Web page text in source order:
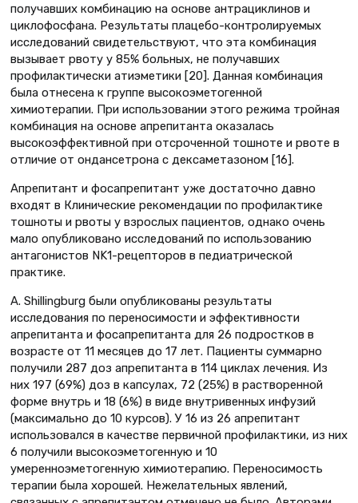
получавших комбинацию на основе антрациклинов и
циклофосфана. Результаты плацебо-контролируемых
исследований свидетельствуют, что эта комбинация
вызывает рвоту у 85% больных, не получавших
профилактически атиэметики [20]. Данная комбинация
была отнесена к группе высокоэметогенной
химиотерапии. При использовании этого режима тройная
комбинация на основе апрепитанта оказалась
высокоэффективной при отсроченной тошноте и рвоте в
отличие от ондансетрона с дексаметазоном [16].
Апрепитант и фосапрепитант уже достаточно давно
входят в Клинические рекомендации по профилактике
тошноты и рвоты у взрослых пациентов, однако очень
мало опубликовано исследований по использованию
антагонистов NK1-рецепторов в педиатрической
практике.
A. Shillingburg были опубликованы результаты
исследования по переносимости и эффективности
апрепитанта и фосапрепитанта для 26 подростков в
возрасте от 11 месяцев до 17 лет. Пациенты суммарно
получили 287 доз апрепитанта в 114 циклах лечения. Из
них 197 (69%) доз в капсулах, 72 (25%) в растворенной
форме внутрь и 18 (6%) в виде внутривенных инфузий
(максимально до 10 курсов). У 16 из 26 апрепитант
использовался в качестве первичной профилактики, из них
6 получили высокоэметогенную и 10
умеренноэметогенную химиотерапию. Переносимость
терапии была хорошей. Нежелательных явлений,